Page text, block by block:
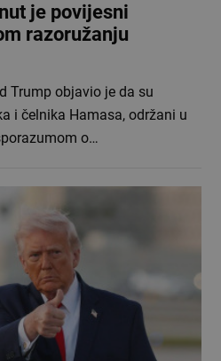
je povijesni
razoružanju
Trump objavio je da su
i čelnika Hamasa, održani u
o…